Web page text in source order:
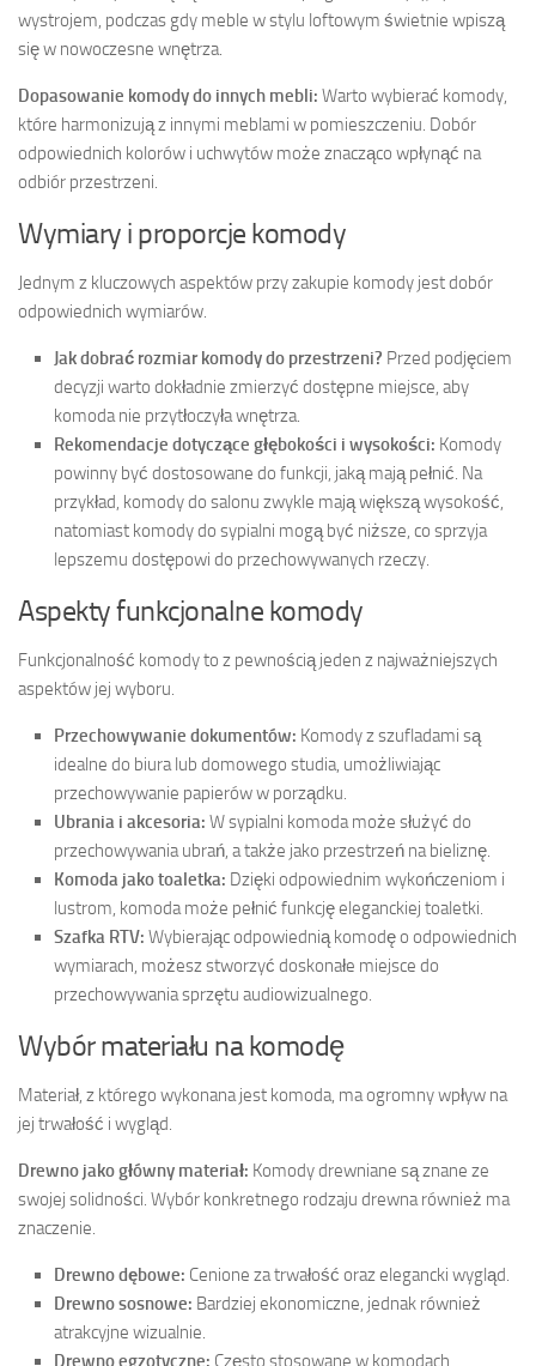
wystrojem, podczas gdy meble w stylu loftowym świetnie wpiszą
się w nowoczesne wnętrza.
Dopasowanie komody do innych mebli: Warto wybierać komody,
które harmonizują z innymi meblami w pomieszczeniu. Dobór
odpowiednich kolorów i uchwytów może znacząco wpłynąć na
odbiór przestrzeni.
Wymiary i proporcje komody
Jednym z kluczowych aspektów przy zakupie komody jest dobór
odpowiednich wymiarów.
Jak dobrać rozmiar komody do przestrzeni? Przed podjęciem
decyzji warto dokładnie zmierzyć dostępne miejsce, aby
komoda nie przytłoczyła wnętrza.
Rekomendacje dotyczące głębokości i wysokości: Komody
powinny być dostosowane do funkcji, jaką mają pełnić. Na
przykład, komody do salonu zwykle mają większą wysokość,
natomiast komody do sypialni mogą być niższe, co sprzyja
lepszemu dostępowi do przechowywanych rzeczy.
Aspekty funkcjonalne komody
Funkcjonalność komody to z pewnością jeden z najważniejszych
aspektów jej wyboru.
Przechowywanie dokumentów: Komody z szufladami są
idealne do biura lub domowego studia, umożliwiając
przechowywanie papierów w porządku.
Ubrania i akcesoria: W sypialni komoda może służyć do
przechowywania ubrań, a także jako przestrzeń na bieliznę.
Komoda jako toaletka: Dzięki odpowiednim wykończeniom i
lustrom, komoda może pełnić funkcję eleganckiej toaletki.
Szafka RTV: Wybierając odpowiednią komodę o odpowiednich
wymiarach, możesz stworzyć doskonałe miejsce do
przechowywania sprzętu audiowizualnego.
Wybór materiału na komodę
Materiał, z którego wykonana jest komoda, ma ogromny wpływ na
jej trwałość i wygląd.
Drewno jako główny materiał: Komody drewniane są znane ze
swojej solidności. Wybór konkretnego rodzaju drewna również ma
znaczenie.
Drewno dębowe: Cenione za trwałość oraz elegancki wygląd.
Drewno sosnowe: Bardziej ekonomiczne, jednak również
atrakcyjne wizualnie.
Drewno egzotyczne: Często stosowane w komodach